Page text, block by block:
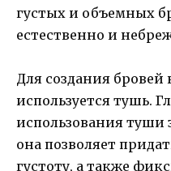
густых и объемных
естественно и
Для создания
используется тушь.
использования туши
она позволяет
густоту, а также